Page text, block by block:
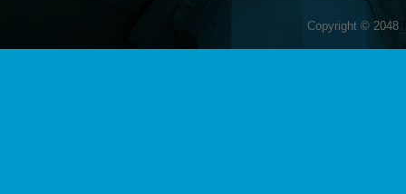
Copyright © 2048